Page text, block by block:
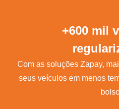
+600 mil
Com as soluções Zapay,
seus veículos em menos